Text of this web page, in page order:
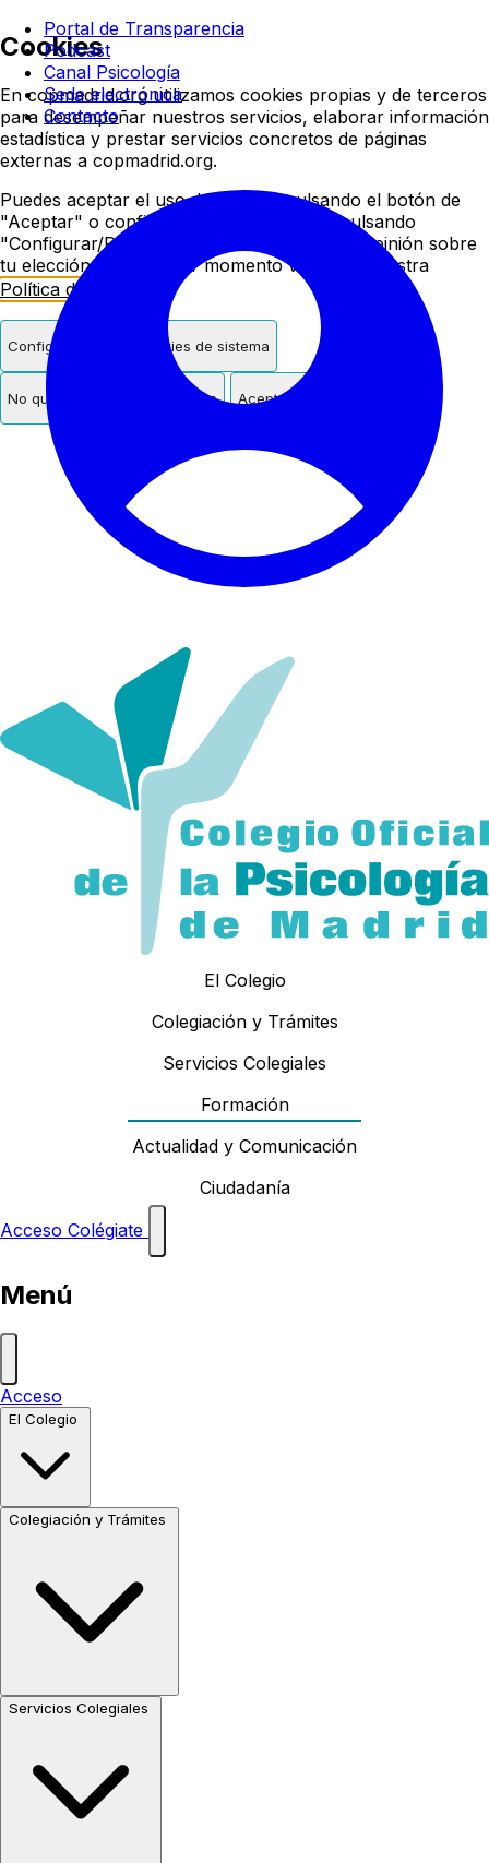
Cookies
En copmadrid.org utilizamos cookies propias y de terceros
para desempeñar nuestros servicios, elaborar información
estadística y prestar servicios concretos de páginas
externas a copmadrid.org.
Puedes aceptar el uso de cookies pulsando el botón de
"Aceptar" o configurar/rechazar su uso pulsando
"Configurar/Rechazar". Podrás cambiar de opinión sobre
tu elección en cualquier momento visitando nuestra
Política de Cookies
Configurar Solo cookies de sistema
No quiero cookies de terceros Aceptar cookies
Colegio oficial de
Portal de Transparencia
Podcast
Canal Psicología
Sede electrónica
Contacto
El Colegio
Colegiación y Trámites
Servicios Colegiales
Formación
Actualidad y Comunicación
Ciudadanía
Acceso Colégiate
Menú
Acceso
El Colegio
Colegiación y Trámites
Servicios Colegiales